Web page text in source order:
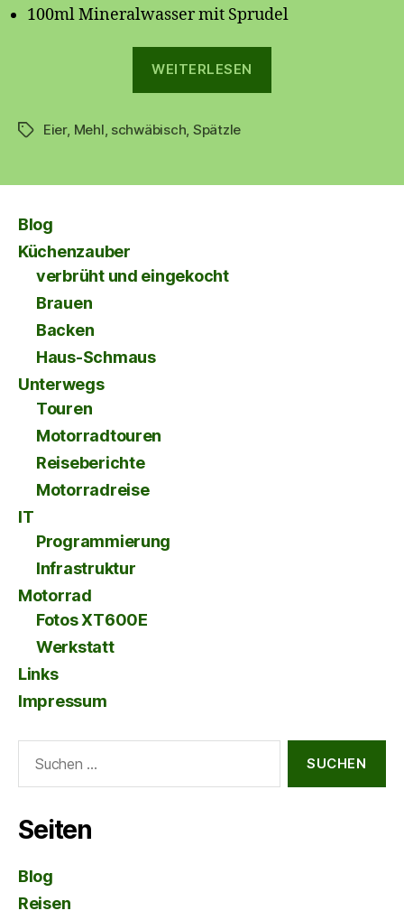
100ml Mineralwasser mit Sprudel
WEITERLESEN
Schlagwörter
Eier, Mehl, schwäbisch, Spätzle
Blog
Küchenzauber
verbrüht und eingekocht
Brauen
Backen
Haus-Schmaus
Unterwegs
Touren
Motorradtouren
Reiseberichte
Motorradreise
IT
Programmierung
Infrastruktur
Motorrad
Fotos XT600E
Werkstatt
Links
Impressum
nach:
Seiten
Blog
Reisen